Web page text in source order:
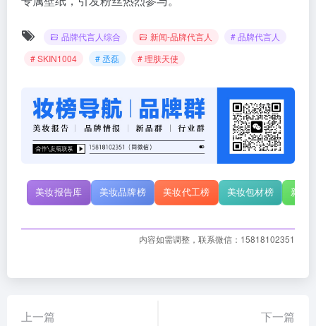
品牌代言人综合 新闻-品牌代言人
# 品牌代言人
# SKIN1004
# 丞磊 # 理肤天使
美妆报告库 美妆品牌榜 美妆代工榜 美妆包材榜 新原
内容如需调整，联系微信：15818102351
上一篇 下一篇